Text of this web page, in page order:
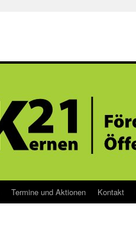
Termine und Aktionen Kontakt